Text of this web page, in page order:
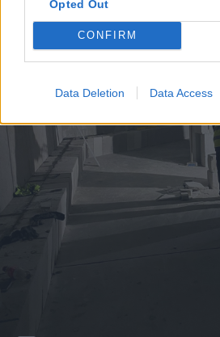
Opted Out
CONFIRM
Data Deletion Data Access